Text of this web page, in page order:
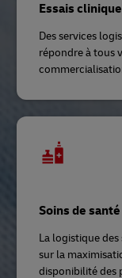
Essais
Des services
répondre à tous
Soins de
La logistique
sur la
disponibilité des